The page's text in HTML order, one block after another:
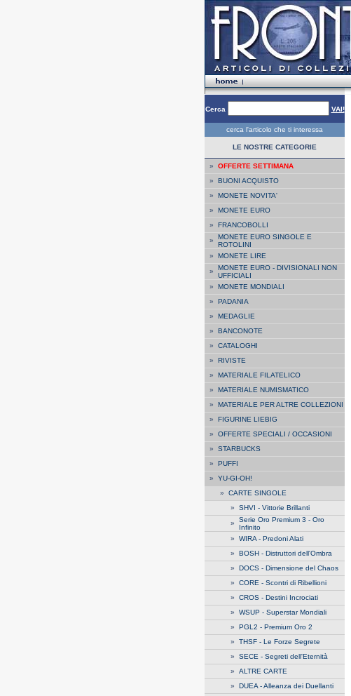
Cerca VAI!
cerca l'articolo che ti interessa
LE NOSTRE CATEGORIE
» OFFERTE SETTIMANA
» BUONI ACQUISTO
» MONETE NOVITA'
» MONETE EURO
» FRANCOBOLLI
» MONETE EURO SINGOLE E
ROTOLINI
» MONETE LIRE
» MONETE EURO - DIVISIONALI NON
UFFICIALI
» MONETE MONDIALI
» PADANIA
» MEDAGLIE
» BANCONOTE
» CATALOGHI
» RIVISTE
» MATERIALE FILATELICO
» MATERIALE NUMISMATICO
» MATERIALE PER ALTRE COLLEZIONI
» FIGURINE LIEBIG
» OFFERTE SPECIALI / OCCASIONI
» STARBUCKS
» PUFFI
» YU-GI-OH!
» CARTE SINGOLE
» SHVI - Vittorie Brillanti
» Serie Oro Premium 3 - Oro
Infinito
» WIRA - Predoni Alati
» BOSH - Distruttori dell'Ombra
» DOCS - Dimensione del Chaos
» CORE - Scontri di Ribellioni
» CROS - Destini Incrociati
» WSUP - Superstar Mondiali
» PGL2 - Premium Oro 2
» THSF - Le Forze Segrete
» SECE - Segreti dell'Eternità
» ALTRE CARTE
» DUEA - Alleanza dei Duellanti